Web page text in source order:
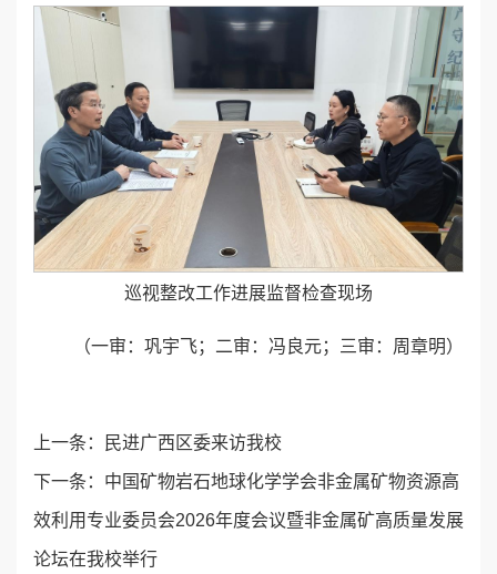
巡视整改工作进展监督检查现场
（一审：巩宇飞；二审：冯良元；三审：周章明）
上一条： 民进广西区委来访我校
下一条： 中国矿物岩石地球化学学会非金属矿物资源高
效利用专业委员会2026年度会议暨非金属矿高质量发展
论坛在我校举行